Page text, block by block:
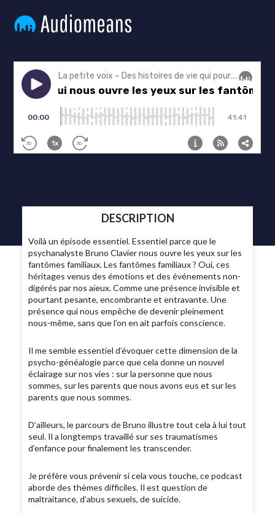
DESCRIPTION
Voilà un épisode essentiel. Essentiel parce que le
psychanalyste Bruno Clavier nous ouvre les yeux sur les
fantômes familiaux. Les fantômes familiaux ? Oui, ces
héritages venus des émotions et des événements non-
digérés par nos aïeux. Comme une présence invisible et
pourtant pesante, encombrante et entravante. Une
présence qui nous empêche de devenir pleinement
nous-même, sans que l’on en ait parfois conscience.
Il me semble essentiel d’évoquer cette dimension de la
psycho-généalogie parce que cela donne un nouvel
éclairage sur nos vies : sur la personne que nous
sommes, sur les parents que nous avons eus et sur les
parents que nous sommes.
D’ailleurs, le parcours de Bruno illustre tout cela à lui tout
seul. Il a longtemps travaillé sur ses traumatismes
d’enfance pour finalement les transcender.
Je préfère vous prévenir si cela vous touche, ce podcast
aborde des thèmes difficiles. Il est question de
maltraitance, d’abus sexuels, de suicide.